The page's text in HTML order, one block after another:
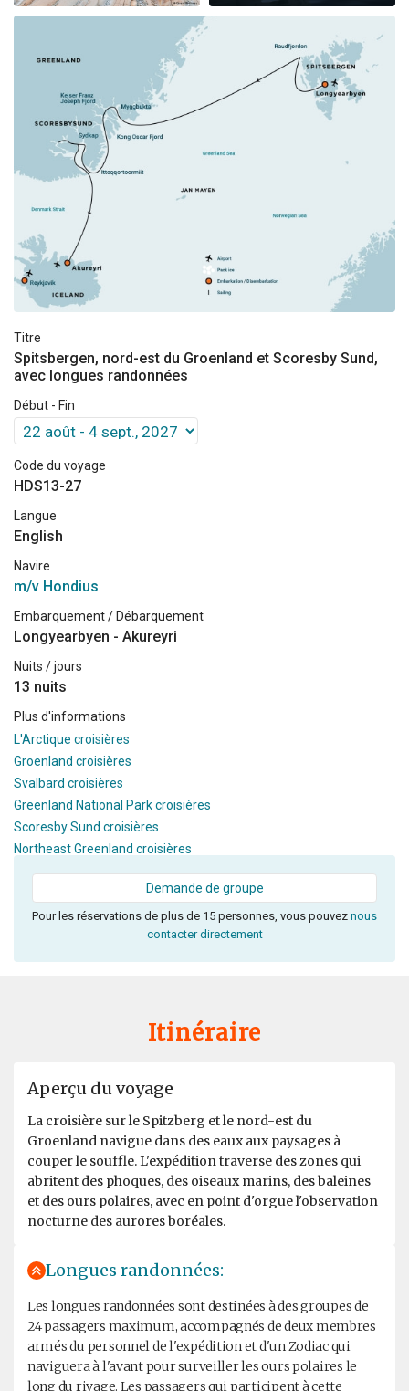
Titre
Spitsbergen, nord-est du Groenland et Scoresby Sund,
avec longues randonnées
Début - Fin
Code du voyage
HDS13-27
Langue
English
Navire
m/v Hondius
Embarquement / Débarquement
Longyearbyen - Akureyri
Nuits / jours
13 nuits
Plus d'informations
L'Arctique croisières
Groenland croisières
Svalbard croisières
Greenland National Park croisières
Scoresby Sund croisières
Northeast Greenland croisières
Demande de groupe
Pour les réservations de plus de 15 personnes, vous pouvez nous
contacter directement
Itinéraire
Aperçu du voyage
La croisière sur le Spitzberg et le nord-est du
Groenland navigue dans des eaux aux paysages à
couper le souffle. L'expédition traverse des zones qui
abritent des phoques, des oiseaux marins, des baleines
et des ours polaires, avec en point d'orgue l'observation
nocturne des aurores boréales.
Longues randonnées: -
Les longues randonnées sont destinées à des groupes de
24 passagers maximum, accompagnés de deux membres
armés du personnel de l'expédition et d'un Zodiac qui
naviguera à l'avant pour surveiller les ours polaires le
long du rivage. Les passagers qui participent à cette